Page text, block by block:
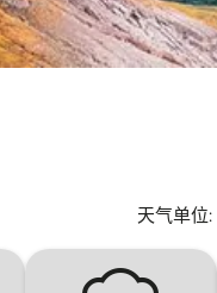
天气单位: